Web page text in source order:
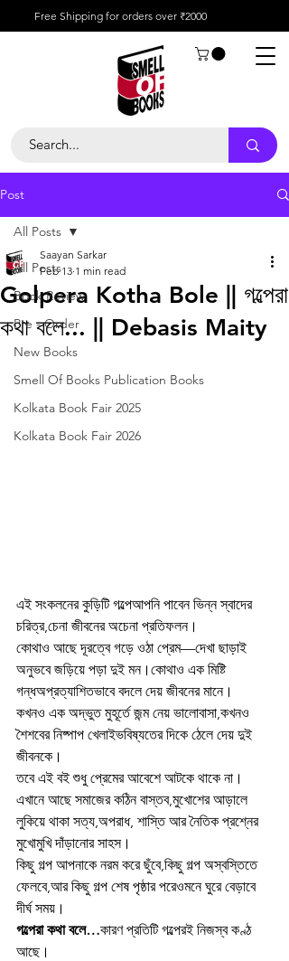
Free Shipping for orders over ₹2000
Post
All Posts
Book Review
Pre - Order
New Books
Smell Of Books Publication Books
Kolkata Book Fair 2025
Kolkata Book Fair 2026
All Posts
Golpera Kotha Bole || গল্পেরা
কথা বলে... || Debasis Maity
Saayan Sarkar
Feb 13 1 min read
এই সংকলনের কুড়িটি গল্পেআপনি পাবেন ভিন্ন স্বাদের
চরিত্র,চেনা জীবনের অচেনা প্রতিফলন।
কোথাও আছে দূরত্বে গড়ে ওঠা প্রেম—দেখা ছাড়াই
অনুভবে জড়িয়ে পড়া দুই মন।কোথাও এক মিষ্টি
গন্ধঅপ্রত্যাশিতভাবে বদলে দেয় জীবনের মানে।
কখনও এক অদ্ভুত মুহূর্তে জন্ম নেয় ভালোবাসা,কখনও
শৈশবের নিষ্পাপ খেলাইভবিষ্যতের দিকে ঠেলে দেয় দুই
জীবনকে।
তবে এই বই শুধু প্রেমের আবেশে আটকে থাকে না।
এখানে আছে সমাজের কঠিন বাস্তব,মুখোশের আড়ালে
লুকিয়ে থাকা সত্য,অপরাধ, শাস্তি আর নৈতিক প্রশ্নের
মুখোমুখি দাঁড়ানোর সাহস।
কিছু গল্প আপনাকে নরম করে ছুঁবে,কিছু গল্প অস্বস্তিতে
ফেলবে,আর কিছু গল্প শেষ পৃষ্ঠার পরেওমনে ঘুরে বেড়াবে
দীর্ঘ সময়।
গল্পেরা কথা বলে…কারণ প্রতিটি গল্পেরই নিজস্ব কণ্ঠ
আছে।